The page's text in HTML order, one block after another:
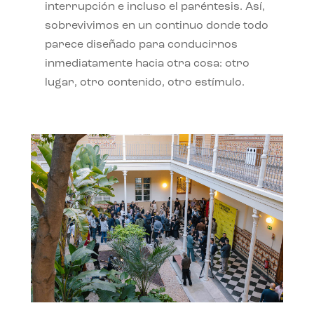
interrupción e incluso el paréntesis. Así,
sobrevivimos en un continuo donde todo
parece diseñado para conducirnos
inmediatamente hacia otra cosa: otro
lugar, otro contenido, otro estímulo.